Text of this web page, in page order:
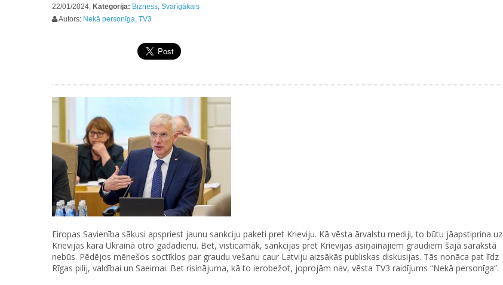
22/01/2024, Kategorija: Bizness, Svarīgākais
Autors: Nekā personīga, TV3
Eiropas Savienība sākusi apspriest jaunu sankciju paketi pret Krieviju. Kā vēsta ārvalstu mediji, to būtu jāapstiprina uz
Krievijas kara Ukrainā otro gadadienu. Bet, visticamāk, sankcijas pret Krievijas asiņainajiem graudiem šajā sarakstā
nebūs. Pēdējos mēnešos soctīklos par graudu vešanu caur Latviju aizsākās publiskas diskusijas. Tās nonāca pat līdz
Rīgas pilij, valdībai un Saeimai. Bet risinājuma, kā to ierobežot, joprojām nav, vēsta TV3 raidījums “Nekā personīga”.